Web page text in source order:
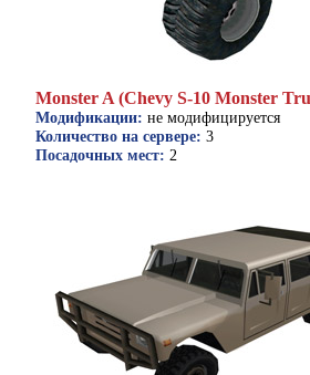
Monster A (Chevy S-10 Monster
Модификации: не модифицируется
Количество на сервере: 3
Посадочных мест: 2